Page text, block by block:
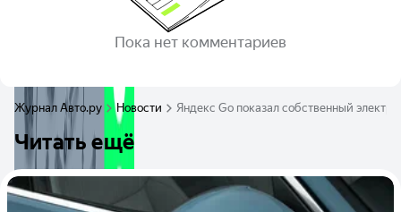
Пока нет комментариев
Журнал Авто.ру Новости Яндекс Go показал собственный
Читать ещё